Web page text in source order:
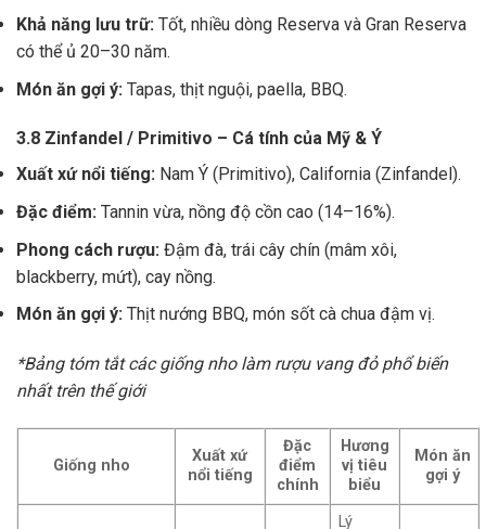
Khả năng lưu trữ: Tốt, nhiều dòng Reserva và Gran Reserva
có thể ủ 20–30 năm.
Món ăn gợi ý: Tapas, thịt nguội, paella, BBQ.
3.8 Zinfandel / Primitivo – Cá tính của Mỹ & Ý
Xuất xứ nổi tiếng: Nam Ý (Primitivo), California (Zinfandel).
Đặc điểm: Tannin vừa, nồng độ cồn cao (14–16%).
Phong cách rượu: Đậm đà, trái cây chín (mâm xôi,
blackberry, mứt), cay nồng.
Món ăn gợi ý: Thịt nướng BBQ, món sốt cà chua đậm vị.
*Bảng tóm tắt các giống nho làm rượu vang đỏ phổ biến
nhất trên thế giới
Giống nho
Xuất xứ
nổi tiếng
Đặc
điểm
chính
Hương
vị tiêu
biểu
Món ăn
gợi ý
Lý